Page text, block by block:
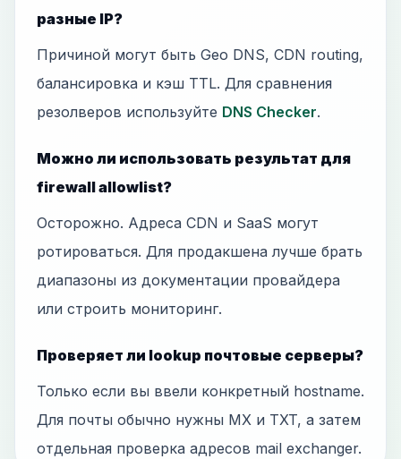
разные IP?
Причиной могут быть Geo DNS, CDN routing,
балансировка и кэш TTL. Для сравнения
резолверов используйте DNS Checker.
Можно ли использовать результат для
firewall allowlist?
Осторожно. Адреса CDN и SaaS могут
ротироваться. Для продакшена лучше брать
диапазоны из документации провайдера
или строить мониторинг.
Проверяет ли lookup почтовые серверы?
Только если вы ввели конкретный hostname.
Для почты обычно нужны MX и TXT, а затем
отдельная проверка адресов mail exchanger.